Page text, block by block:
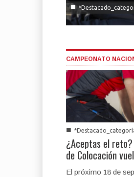
■
CAMPEONATO
■
¿Aceptas el
de Colocación
El próximo 18 de